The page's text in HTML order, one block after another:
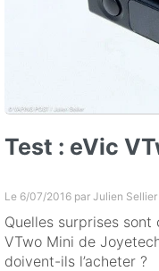
Test : eVic
Le 6/07/2016 par Julien Sellier
Quelles surprises sont
VTwo Mini de
doivent-ils l’acheter ?